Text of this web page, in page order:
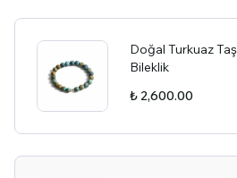
Doğal Turkuaz
Bileklik
₺ 2,600.00